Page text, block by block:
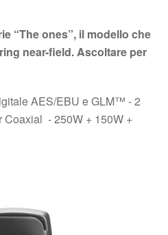
“The ones”, il modello che
near-field. Ascoltare per
AES/EBU e GLM™ - 2
Coaxial - 250W + 150W +